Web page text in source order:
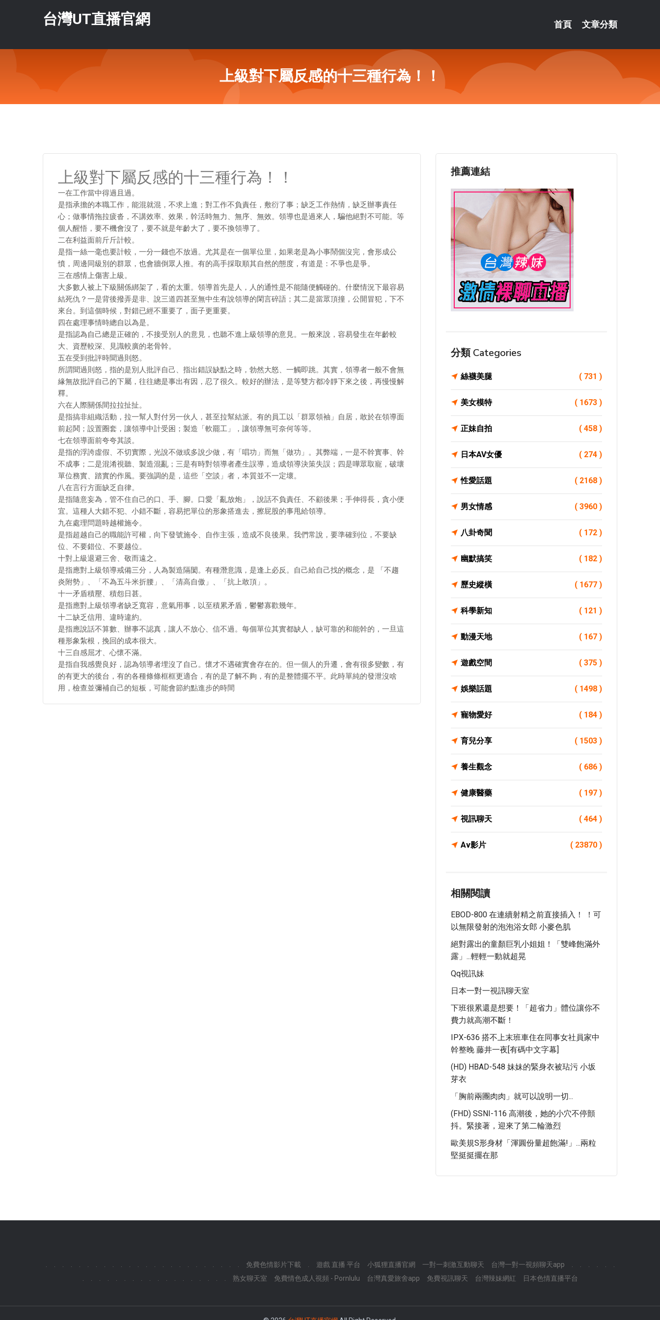
台灣UT直播官網 首頁 文章分類
上級對下屬反感的十三種行為！！
上級對下屬反感的十三種行為！！
一在工作當中得過且過。
是指承擔的本職工作，能混就混，不求上進；對工作不負責任，敷衍了事；缺乏工作熱情，缺乏辦事責任
心；做事情拖拉疲沓，不講效率、效果，幹活時無力、無序、無效。領導也是過來人，騙他絕對不可能。等
個人醒悟，要不機會沒了，要不就是年齡大了，要不換領導了。
二在利益面前斤斤計較。
是指一絲一毫也要計較，一分一錢也不放過。尤其是在一個單位里，如果老是為小事鬧個沒完，會形成公
憤，周邊同級別的群眾，也會牆倒眾人推。有的高手採取順其自然的態度，有道是：不爭也是爭。
三在感情上傷害上級。
大多數人被上下級關係綁架了，看的太重。領導首先是人，人的通性是不能隨便觸碰的。什麼情況下最容易
結死仇？一是背後撥弄是非、說三道四甚至無中生有說領導的閑言碎語；其二是當眾頂撞，公開冒犯，下不
來台。到這個時候，對錯已經不重要了，面子更重要。
四在處理事情時總自以為是。
是指認為自己總是正確的，不接受別人的意見，也聽不進上級領導的意見。一般來說，容易發生在年齡較
大、資歷較深、見識較廣的老骨幹。
五在受到批評時聞過則怒。
所謂聞過則怒，指的是別人批評自己、指出錯誤缺點之時，勃然大怒、一觸即跳。其實，領導者一般不會無
緣無故批評自己的下屬，往往總是事出有因，忍了很久。較好的辦法，是等雙方都冷靜下來之後，再慢慢解
釋。
六在人際關係間拉拉扯扯。
是指搞非組織活動，拉一幫人對付另一伙人，甚至拉幫結派。有的員工以「群眾領袖」自居，敢於在領導面
前起鬨；設置圈套，讓領導中計受困；製造「軟罷工」，讓領導無可奈何等等。
七在領導面前夸夸其談。
是指的浮誇虛假、不切實際，光說不做或多說少做，有「唱功」而無「做功」。其弊端，一是不幹實事、幹
不成事；二是混淆視聽、製造混亂；三是有時對領導者產生誤導，造成領導決策失誤；四是嘩眾取寵，破壞
單位務實、踏實的作風。要強調的是，這些「空談」者，本質並不一定壞。
八在言行方面缺乏自律。
是指隨意妄為，管不住自己的口、手、腳。口愛「亂放炮」，說話不負責任、不顧後果；手伸得長，貪小便
宜。這種人大錯不犯、小錯不斷，容易把單位的形象搭進去，擦屁股的事甩給領導。
九在處理問題時越權施令。
是指超越自己的職能許可權，向下發號施令、自作主張，造成不良後果。我們常說，要準確到位，不要缺
位、不要錯位、不要越位。
十對上級退避三舍、敬而遠之。
是指應對上級領導戒備三分，人為製造隔閡。有種潛意識，是逢上必反。自己給自己找的概念，是 「不趨
炎附勢」、「不為五斗米折腰」、「清高自傲」、「抗上敢頂」。
十一矛盾積壓、積怨日甚。
是指應對上級領導者缺乏寬容，意氣用事，以至積累矛盾，鬱鬱寡歡幾年。
十二缺乏信用、違時違約。
是指應說話不算數、辦事不認真，讓人不放心、信不過。每個單位其實都缺人，缺可靠的和能幹的，一旦這
種形象紮根，挽回的成本很大。
十三自感屈才、心懷不滿。
是指自我感覺良好，認為領導者埋沒了自己。懷才不遇確實會存在的。但一個人的升遷，會有很多變數，有
的有更大的後台，有的各種條條框框更適合，有的是了解不夠，有的是整體擺不平。此時單純的發泄沒啥
用，檢查並彌補自己的短板，可能會節約點進步的時間
推薦連結
分類 Categories
絲襪美腿 ( 731 )
美女模特 ( 1673 )
正妹自拍 ( 458 )
日本AV女優 ( 274 )
性愛話題 ( 2168 )
男女情感 ( 3960 )
八卦奇聞 ( 172 )
幽默搞笑 ( 182 )
歷史縱橫 ( 1677 )
科學新知 ( 121 )
動漫天地 ( 167 )
遊戲空間 ( 375 )
娛樂話題 ( 1498 )
寵物愛好 ( 184 )
育兒分享 ( 1503 )
養生觀念 ( 686 )
健康醫藥 ( 197 )
視訊聊天 ( 464 )
Av影片 ( 23870 )
相關閱讀
EBOD-800 在連續射精之前直接插入！ ！可
以無限發射的泡泡浴女郎 小麥色肌
絕對露出的童顏巨乳小姐姐！「雙峰飽滿外
露」...輕輕一動就超晃
Qq視訊妹
日本一對一視訊聊天室
下班很累還是想要！「超省力」體位讓你不
費力就高潮不斷！
IPX-636 搭不上末班車住在同事女社員家中
幹整晚 藤井一夜[有碼中文字幕]
(HD) HBAD-548 妹妹的緊身衣被玷污 小坂
芽衣
「胸前兩團肉肉」就可以說明一切...
(FHD) SSNI-116 高潮後，她的小穴不停顫
抖。緊接著，迎來了第二輪激烈
歐美規S形身材「渾圓份量超飽滿!」...兩粒
堅挺挺擺在那
免費色情影片下載 遊戲 直播 平台 小狐狸直播官網 一對一刺激互動聊天 台灣一對一視頻聊天app
熟女聊天室 免費情色成人視頻 - Pornlulu 台灣真愛旅舍app 免費視訊聊天 台灣辣妹網紅 日本色情直播平台